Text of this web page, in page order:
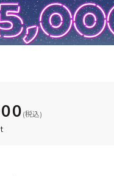
(税込)